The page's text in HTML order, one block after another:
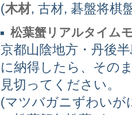
(木材, 古材, 碁盤将棋
松葉蟹リアルタイム
京都山陰地方・丹後
に納得したら、その
見切ってください。
(マツバガニずわいが